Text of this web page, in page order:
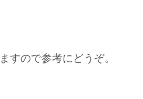
すので参考にどうぞ。